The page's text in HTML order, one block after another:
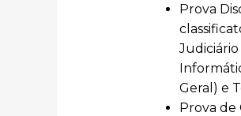
Prova
Geral) e
Prova de